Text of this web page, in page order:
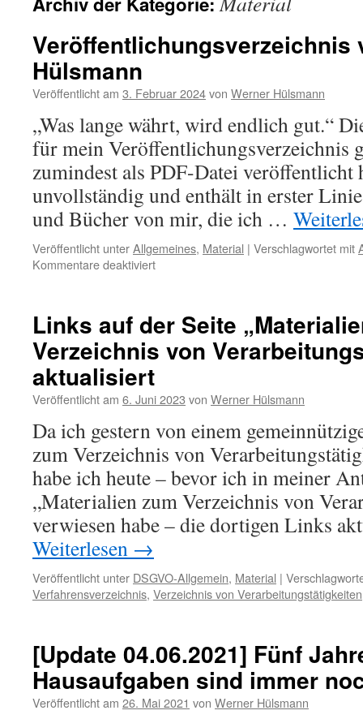
Veröffentlichungsverzeichnis
Hülsmann
Veröffentlicht am 3. Februar 2024von Werner Hülsmann
„Was lange währt, wird endlich gut.“
für mein Veröffentlichungsverzeichnis
zumindest als PDF-Datei veröffentlicht
unvollständig und enthält in erster
und Bücher von mir, die ich …
Veröffentlicht unterAllgemeines, Material | Verschlagwortet mit
Kommentare deaktiviertfür
Hülsmann
Links auf der Seite
Verzeichnis von
aktualisiert
Veröffentlicht am 6. Juni 2023 von Werner Hülsmann
Da ich gestern von einem
zum Verzeichnis von
habe ich heute – bevor ich in meiner
„Materialien zum Verzeichnis von
verwiesen habe – die dortigen Links
Weiterlesen →
Veröffentlicht unter DSGVO-Allgemein, Material |
Verfahrensverzeichnis, Verzeichnis von Verarbeitungstätigkeiten
[Update 04.06.2021] Fünf
Hausaufgaben sind immer
Veröffentlicht am 26. Mai 2021 von Werner Hülsmann